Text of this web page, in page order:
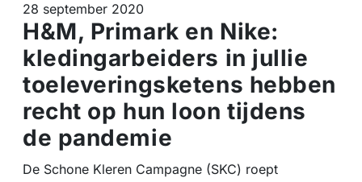
28 september 2020
H&M, Primark en Nike:
kledingarbeiders in jullie
toeleveringsketens hebben
recht op hun loon tijdens
de pandemie
De Schone Kleren Campagne (SKC) roept